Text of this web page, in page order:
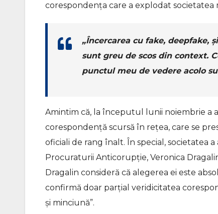
corespondența care a explodat societatea
„Încercarea cu fake, deepfake,
sunt greu de scos din context.
punctul meu de vedere acolo
Amintim că, la începutul lunii noiembrie a
corespondență scursă în rețea, care se
oficiali de rang înalt. În special,
Procuraturii Anticorupție, Veronica
Dragalin consideră că alegerea ei este
confirmă doar parțial veridicitatea
și minciună”.